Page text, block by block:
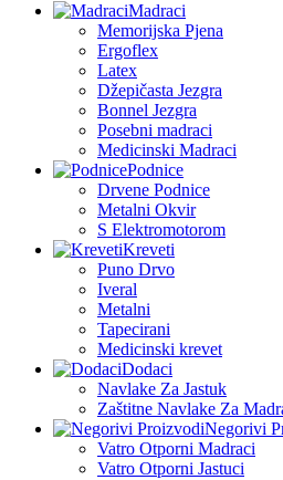
Madraci
Memorijska Pjena
Ergoflex
Latex
Džepičasta Jezgra
Bonnel Jezgra
Posebni madraci
Medicinski Madraci
Podnice
Drvene Podnice
Metalni Okvir
S Elektromotorom
Kreveti
Puno Drvo
Iveral
Metalni
Tapecirani
Medicinski krevet
Dodaci
Navlake Za Jastuk
Zaštitne Navlake Za
Negorivi
Vatro Otporni Madraci
Vatro Otporni Jastuci